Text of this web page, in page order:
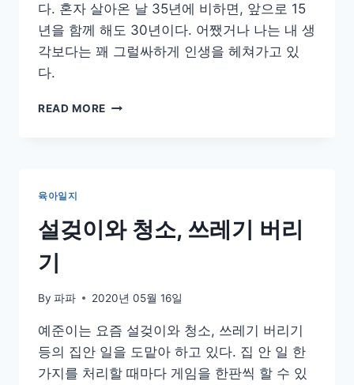
다. 혼자 살아온 날 35년에 비하면, 앞으로 15
년을 함께 해도 30년이다. 어쨌거나 나는 내 생
각보다는 꽤 그럴싸하게 인생을 헤쳐가고 있
다.
READ MORE 결
육아일지
설겆이와 청소, 쓰레기 버리
기
By 파파 2020년 05월 16일
예준이는 요즘 설겆이와 청소, 쓰레기 버리기
등의 집안 일을 도맡아 하고 있다. 집 안 일 한
가지를 처리할 때마다 게임을 한판씩 할 수 있